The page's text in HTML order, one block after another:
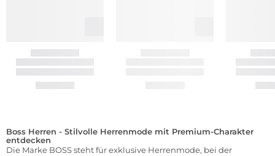
Boss Herren - Stilvolle Herrenmode mit Premium-Charakter
entdecken
Die Marke BOSS steht für exklusive Herrenmode, bei der